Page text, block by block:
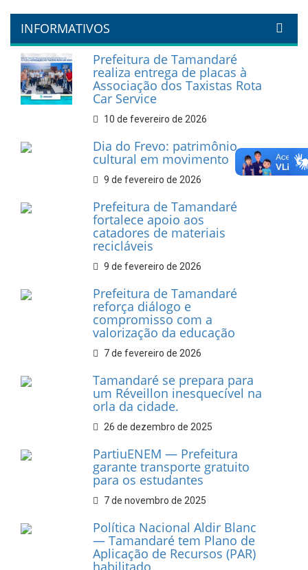
INFORMATIVOS
Prefeitura de Tamandaré
realiza entrega de placas à
Associação dos Taxistas Rota
Car Service
10 de fevereiro de 2026
Dia do Frevo: patrimônio
cultural em movimento
9 de fevereiro de 2026
Prefeitura de Tamandaré
fortalece apoio aos
catadores de materiais
recicláveis
9 de fevereiro de 2026
Prefeitura de Tamandaré
reforça diálogo e
compromisso com a
valorização da educação